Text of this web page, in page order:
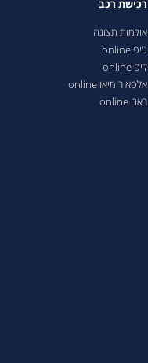
רכישת רכב
אולמות תצוגה
ג’יפ online
ליפ online
אלפא רומיאו online
ראם online